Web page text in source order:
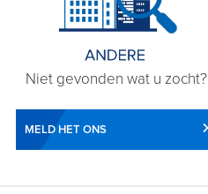
Niet gevonden wat u zocht?
MELD HET ONS